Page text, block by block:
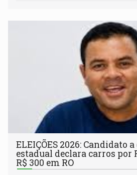
ELEIÇÕES 2026: Candidato
estadual declara carros por
R$ 300 em RO